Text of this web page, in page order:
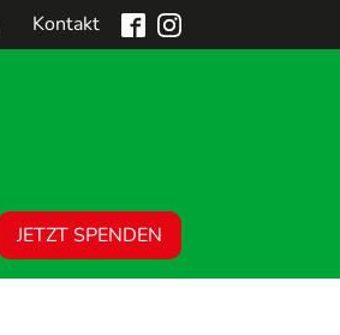
Kontakt
JETZT SPENDEN